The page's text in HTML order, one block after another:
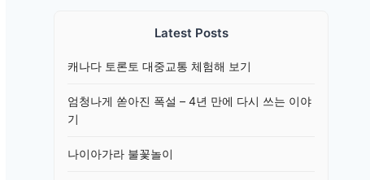
Latest Posts
캐나다 토론토 대중교통 체험해 보기
엄청나게 쏟아진 폭설 – 4년 만에 다시 쓰는 이야
기
나이아가라 불꽃놀이